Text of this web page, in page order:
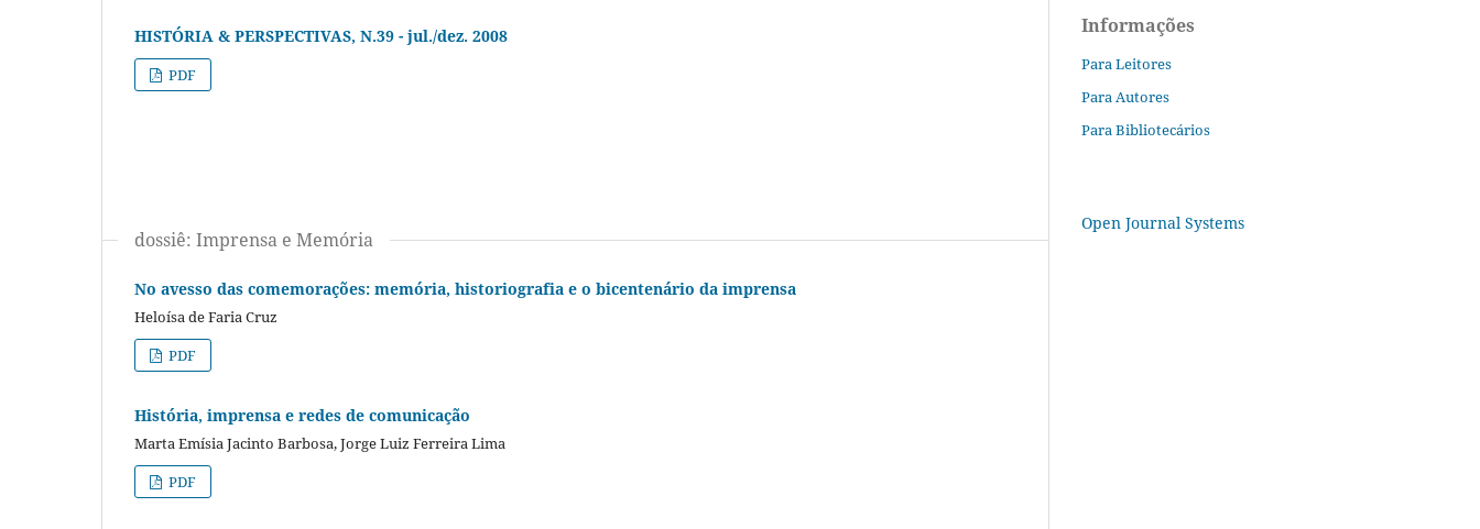
HISTÓRIA & PERSPECTIVAS, N.39 - jul./dez. 2008
PDF
dossiê: Imprensa e Memória
No avesso das comemorações: memória, historiografia e o bicentenário da imprensa
Heloísa de Faria Cruz
PDF
História, imprensa e redes de comunicação
Marta Emísia Jacinto Barbosa, Jorge Luiz Ferreira Lima
PDF
Informações
Para Leitores
Para Autores
Para Bibliotecários
Open Journal Systems